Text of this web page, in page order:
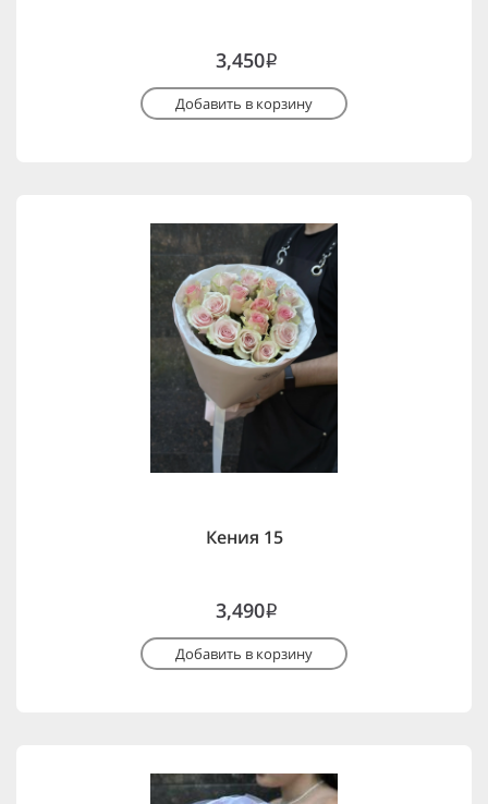
3,450i
Добавить в корзину
Кения 15
3,490i
Добавить в корзину